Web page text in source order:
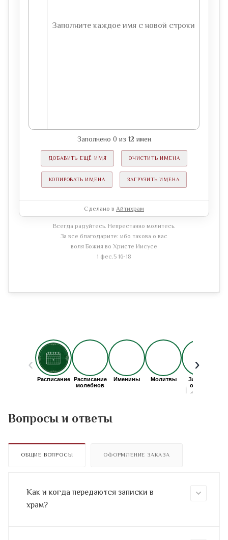
Заполнено 0 из 12 имен
ДОБАВИТЬ ЕЩЁ ИМЯ ОЧИСТИТЬ ИМЕНА
КОПИРОВАТЬ ИМЕНА ЗАГРУЗИТЬ ИМЕНА
Сделано в Айтихрам
Всегда радуйтесь. Непрестанно молитесь.
За все благодарите: ибо такова о вас
воля Божия во Христе Иисусе
1 фес.5 16-18
Вопросы и ответы
ОБЩИЕ ВОПРОСЫ ОФОРМЛЕНИЕ ЗАКАЗА
Как и когда передаются записки в
храм?